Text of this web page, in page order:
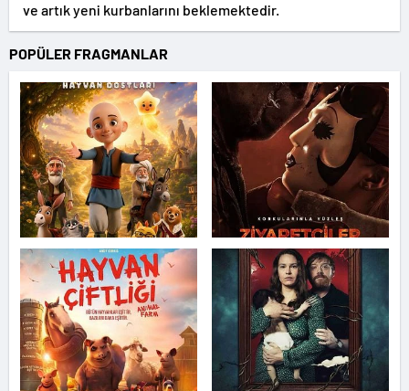
ve artık yeni kurbanlarını beklemektedir.
POPÜLER FRAGMANLAR